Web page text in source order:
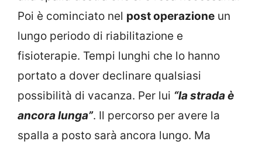
Poi è cominciato nel post operazione un
lungo periodo di riabilitazione e
fisioterapie. Tempi lunghi che lo hanno
portato a dover declinare qualsiasi
possibilità di vacanza. Per lui “la strada è
ancora lunga”. Il percorso per avere la
spalla a posto sarà ancora lungo. Ma